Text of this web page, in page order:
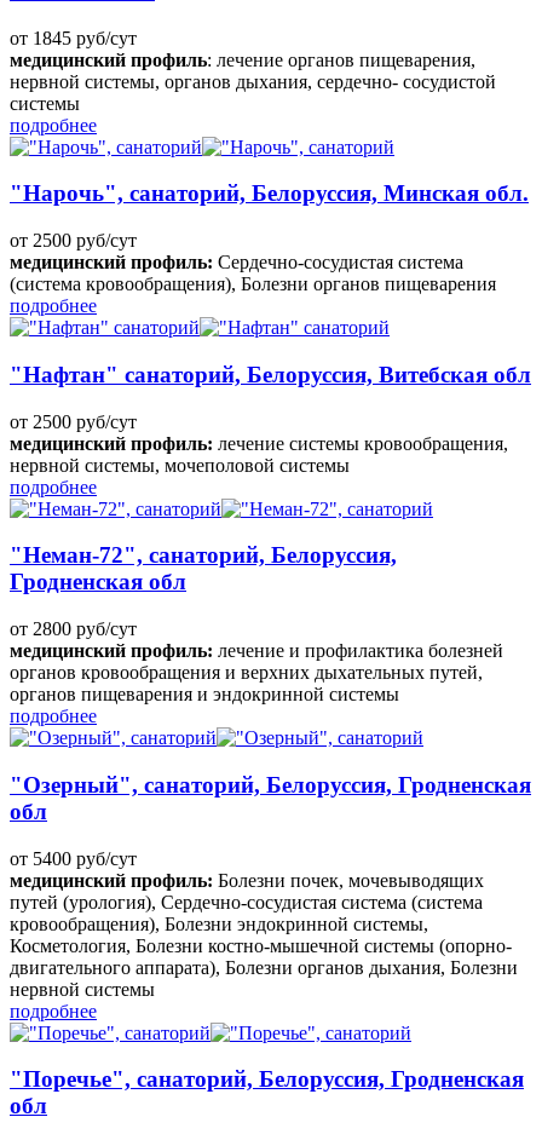
от 1845 руб/сут
медицинский профиль: лечение органов пищеварения,
нервной системы, органов дыхания, сердечно- сосудистой
системы
подробнее
"Нарочь", санаторий, Белоруссия, Минская обл.
от 2500 руб/сут
медицинский профиль: Сердечно-сосудистая система
(система кровообращения), Болезни органов пищеварения
подробнее
"Нафтан" санаторий, Белоруссия, Витебская обл
от 2500 руб/сут
медицинский профиль: лечение системы кровообращения,
нервной системы, мочеполовой системы
подробнее
"Неман-72", санаторий, Белоруссия,
Гродненская обл
от 2800 руб/сут
медицинский профиль: лечение и профилактика болезней
органов кровообращения и верхних дыхательных путей,
органов пищеварения и эндокринной системы
подробнее
"Озерный", санаторий, Белоруссия, Гродненская
обл
от 5400 руб/сут
медицинский профиль: Болезни почек, мочевыводящих
путей (урология), Сердечно-сосудистая система (система
кровообращения), Болезни эндокринной системы,
Косметология, Болезни костно-мышечной системы (опорно-
двигательного аппарата), Болезни органов дыхания, Болезни
нервной системы
подробнее
"Поречье", санаторий, Белоруссия, Гродненская
обл